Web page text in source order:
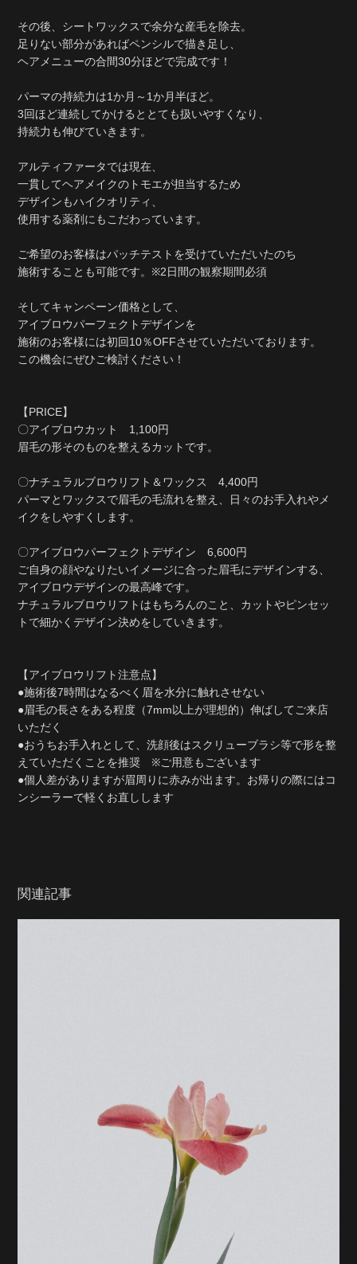
その後、シートワックスで余分な産毛を除去。
足りない部分があればペンシルで描き足し、
ヘアメニューの合間30分ほどで完成です！
パーマの持続力は1か月～1か月半ほど。
3回ほど連続してかけるととても扱いやすくなり、
持続力も伸びていきます。
アルティファータでは現在、
一貫してヘアメイクのトモエが担当するため
デザインもハイクオリティ、
使用する薬剤にもこだわっています。
ご希望のお客様はパッチテストを受けていただいたのち
施術することも可能です。※2日間の観察期間必須
そしてキャンペーン価格として、
アイブロウパーフェクトデザインを
施術のお客様には初回10％OFFさせていただいております。
この機会にぜひご検討ください！
【PRICE】
〇アイブロウカット 1,100円
眉毛の形そのものを整えるカットです。
〇ナチュラルブロウリフト＆ワックス 4,400円
パーマとワックスで眉毛の毛流れを整え、日々のお手入れやメ
イクをしやすくします。
〇アイブロウパーフェクトデザイン 6,600円
ご自身の顔やなりたいイメージに合った眉毛にデザインする、
アイブロウデザインの最高峰です。
ナチュラルブロウリフトはもちろんのこと、カットやピンセッ
トで細かくデザイン決めをしていきます。
【アイブロウリフト注意点】
●施術後7時間はなるべく眉を水分に触れさせない
●眉毛の長さをある程度（7mm以上が理想的）伸ばしてご来店
いただく
●おうちお手入れとして、洗顔後はスクリューブラシ等で形を整
えていただくことを推奨 ※ご用意もございます
●個人差がありますが眉周りに赤みが出ます。お帰りの際にはコ
ンシーラーで軽くお直しします
関連記事